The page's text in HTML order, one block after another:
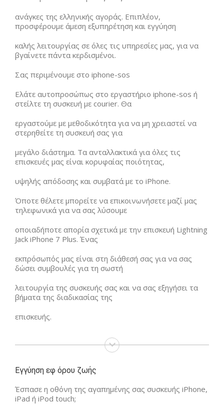
ανάγκες της ελληνικής αγοράς. Επιπλέον,
προσφέρουμε άμεση εξυπηρέτηση και εγγύηση
καλής λειτουργίας σε όλες τις υπηρεσίες μας, για να
βγαίνετε πάντα κερδισμένοι.
Σας περιμένουμε στο iphone-sos
Ελάτε αυτοπροσώπως στο εργαστήριο iphone-sos ή
στείλτε τη συσκευή με courier. Θα
εργαστούμε με μεθοδικότητα για να μη χρειαστεί να
στερηθείτε τη συσκευή σας για
μεγάλο διάστημα. Τα ανταλλακτικά για όλες τις
επισκευές μας είναι κορυφαίας ποιότητας,
υψηλής απόδοσης και συμβατά με το iPhone.
Όποτε θέλετε μπορείτε να επικοινωνήσετε μαζί μας
τηλεφωνικά για να σας λύσουμε
οποιαδήποτε απορία σχετικά με την επισκευή Lightning
Jack iPhone 7 Plus. Ένας
εκπρόσωπός μας είναι στη διάθεσή σας για να σας
δώσει συμβουλές για τη σωστή
λειτουργία της συσκευής σας και να σας εξηγήσει τα
βήματα της διαδικασίας της
επισκευής.
Εγγύηση εφ όρου ζωής
Έσπασε η οθόνη της αγαπημένης σας συσκευής iPhone,
iPad ή iPod touch;